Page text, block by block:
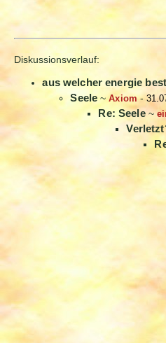
Diskussionsverlauf:
aus welcher energie
Seele ~Axiom-
Re: Seele~